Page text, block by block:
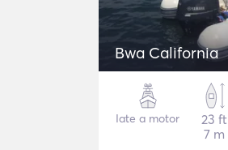
Bwa California
Iate a motor
23 ft
7 m